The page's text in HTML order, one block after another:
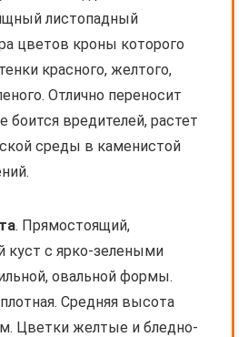
листопадный
цветов кроны которого
красного, желтого,
Отлично переносит
боится вредителей, растет
среды в каменистой
. Прямостоящий,
куст с ярко-зелеными
овальной формы.
Средняя высота
Цветки желтые и бледно-